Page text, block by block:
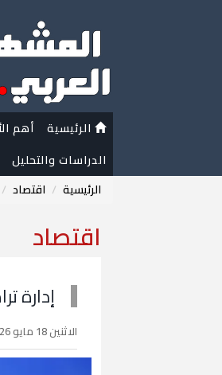
الرئيسية أهم
الدراسات والتحليل
الرئيسية
اقتصاد
اقتصاد
إدارة
الاثنين 18 مايو 2026 11:10:19